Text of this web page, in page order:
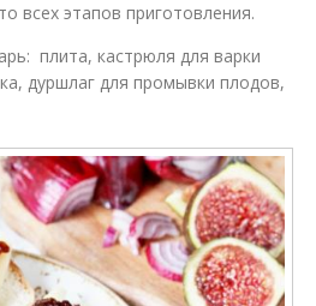
всех этапов приготовления.
плита, кастрюля для варки
дуршлаг для промывки плодов,